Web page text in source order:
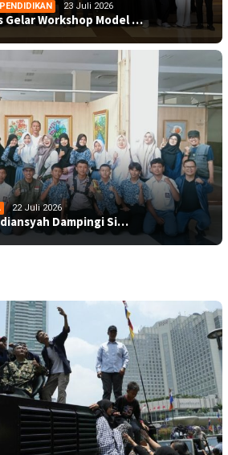
23 Juli 2026
Gelar Workshop Model …
22 Juli 2026
Dampingi Si…